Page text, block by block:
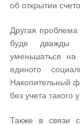
об открытии
Другая
буде дважды
уменьшаться
единого
Накопительный
без учета такого
Также в связи